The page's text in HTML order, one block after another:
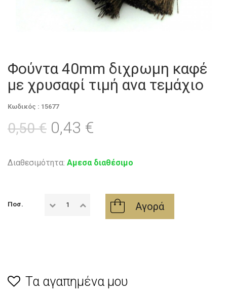
Φούντα 40mm διχρωμη καφέ
με χρυσαφί τιμή ανα τεμάχιο
Κωδικός : 15677
0,50 € 0,43 €
Διαθεσιμότητα: Αμεσα διαθέσιμο
Ποσ. Αγορά
Τα αγαπημένα μου